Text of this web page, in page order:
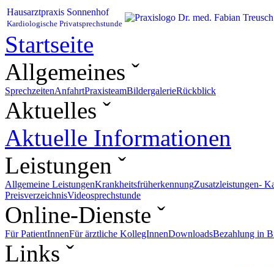
Hausarztpraxis Sonnenhof
Kardiologische Privatsprechstunde
Dr. med. Fabian Treusch
Startseite
Allgemeines ˇ
SprechzeitenAnfahrtPraxisteamBildergalerieRückblick
Aktuelles ˇ
Aktuelle Informationen
Leistungen ˇ
Allgemeine LeistungenKrankheitsfrüherkennungZusatzleistungen-
PreisverzeichnisVideosprechstunde
Online-Dienste ˇ
Für PatientInnenFür ärztliche KollegInnenDownloadsBezahlung in
Links ˇ